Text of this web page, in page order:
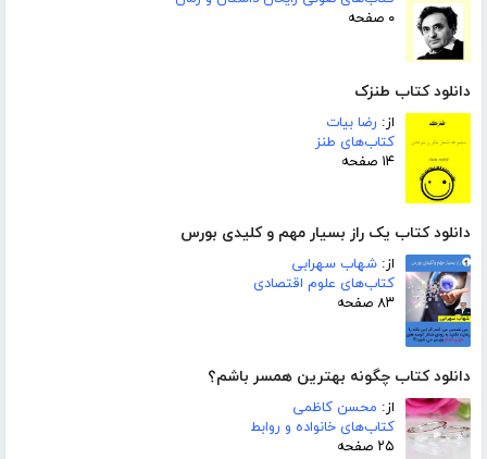
۰ صفحه
دانلود کتاب طنزک
از: رضا بیات
کتاب‌های طنز
۱۴ صفحه
دانلود کتاب یک راز بسیار مهم و کلیدی بورس
از: شهاب سهرابی
کتاب‌های علوم اقتصادی
۸۳ صفحه
دانلود کتاب چگونه بهترین همسر باشم؟
از: محسن کاظمی
کتاب‌های خانواده و روابط
۲۵ صفحه